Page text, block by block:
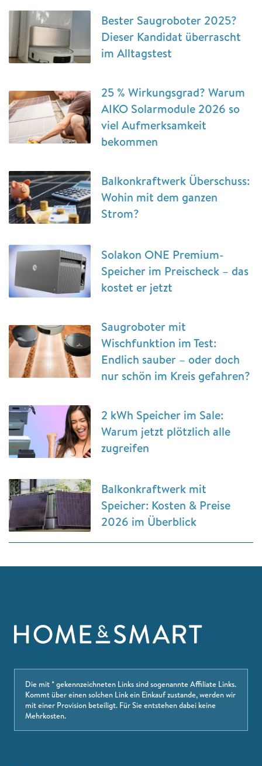
Bester Saugroboter 2025?
Dieser Kandidat überrascht
im Alltagstest
25 % Wirkungsgrad? Warum
AIKO Solarmodule 2026 so
viel Aufmerksamkeit
bekommen
Balkonkraftwerk Überschuss:
Wohin mit dem ganzen
Strom?
Solakon ONE Premium-
Speicher im Preischeck – das
kostet er jetzt
Saugroboter mit
Wischfunktion im Test:
Endlich sauber – oder doch
nur schön im Kreis gefahren?
2 kWh Speicher im Sale:
Warum jetzt plötzlich alle
zugreifen
Balkonkraftwerk mit
Speicher: Kosten & Preise
2026 im Überblick
Die mit * gekennzeichneten Links sind sogenannte Affiliate Links.
Kommt über einen solchen Link ein Einkauf zustande, werden wir
mit einer Provision beteiligt. Für Sie entstehen dabei keine
Mehrkosten.